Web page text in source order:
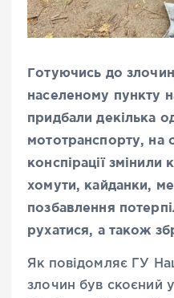
Готуючись до
населеному пункту
придбали декілька
мототранспорту, на
конспірації змінили
хомути, кайданки,
позбавлення
рухатися, а також
Як повідомляє ГУ
злочин був скоєний